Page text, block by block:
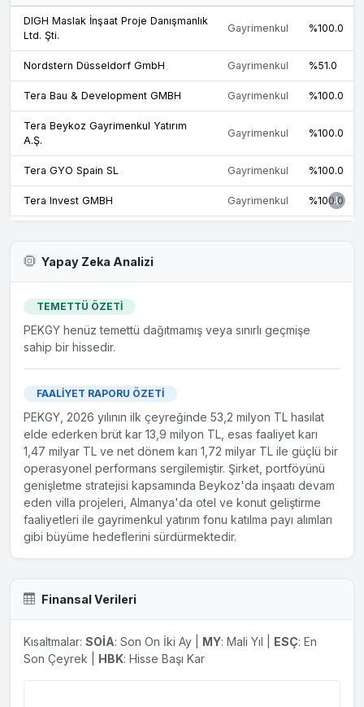
Peker GmbH unvanlı şirketin sermayesini temsil eden
payların %100'ünü ilişkili taraflarından Peker Holding GMBH
ve Goldstein Investment GMBH şirketlerinden 40.000.000
Euro bedel ile satın almıştır. Söz konusu payların değeri
Almanya'da kurulu Konfident Steuerberatungsgesellscharft
mBH firması tarafından hazırlanan 23.06.2023 tarihli
belirlenmişir. Peker GmbH, bünyesinde...
07.12.2022
DIGH Maslak İnşaat Proje Danışmanlık
Ltd. Şti.
Gayrimenkul %100.0
Nordstern Düsseldorf GmbH Gayrimenkul %51.0
Tera Bau & Development GMBH Gayrimenkul %100.0
Tera Beykoz Gayrimenkul Yatırım
A.Ş.
Gayrimenkul %100.0
Tera GYO Spain SL Gayrimenkul %100.0
Tera Invest GMBH Gayrimenkul %100.0
Yapay Zeka Analizi
TEMETTÜ ÖZETİ
PEKGY henüz temettü dağıtmamış veya sınırlı geçmişe
sahip bir hissedir.
FAALİYET RAPORU ÖZETİ
PEKGY, 2026 yılının ilk çeyreğinde 53,2 milyon TL hasılat
elde ederken brüt kar 13,9 milyon TL, esas faaliyet karı
1,47 milyar TL ve net dönem karı 1,72 milyar TL ile güçlü bir
operasyonel performans sergilemiştir. Şirket, portföyünü
genişletme stratejisi kapsamında Beykoz'da inşaatı devam
eden villa projeleri, Almanya'da otel ve konut geliştirme
faaliyetleri ile gayrimenkul yatırım fonu katılma payı alımları
gibi büyüme hedeflerini sürdürmektedir.
Finansal Verileri
Kısaltmalar: SOİA: Son On İki Ay | MY: Mali Yıl | ESÇ: En
Son Çeyrek | HBK: Hisse Başı Kar